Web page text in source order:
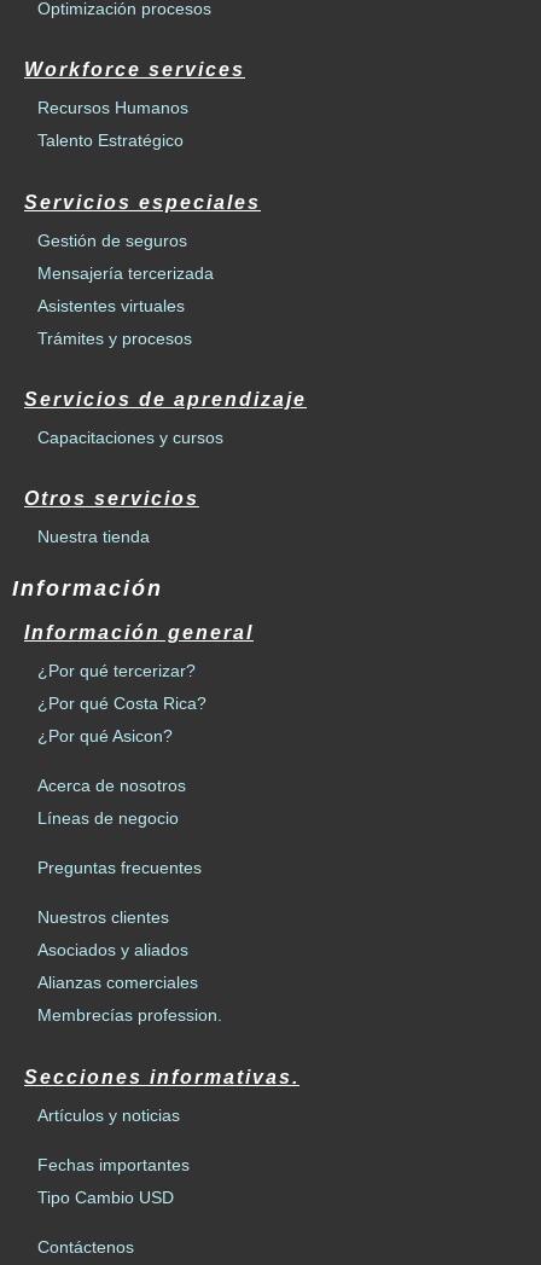
Optimización procesos
Workforce services
Recursos Humanos
Talento Estratégico
Servicios especiales
Gestión de seguros
Mensajería tercerizada
Asistentes virtuales
Trámites y procesos
Servicios de aprendizaje
Capacitaciones y cursos
Otros servicios
Nuestra tienda
Información
Información general
¿Por qué tercerizar?
¿Por qué Costa Rica?
¿Por qué Asicon?
Acerca de nosotros
Líneas de negocio
Preguntas frecuentes
Nuestros clientes
Asociados y aliados
Alianzas comerciales
Membrecías profession.
Secciones informativas.
Artículos y noticias
Fechas importantes
Tipo Cambio USD
Contáctenos